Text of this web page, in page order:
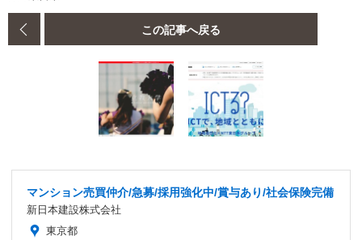
この記事へ戻る
マンション売買仲介/急募/採用強化中/賞与あり/社会保険完備
新日本建設株式会社
東京都